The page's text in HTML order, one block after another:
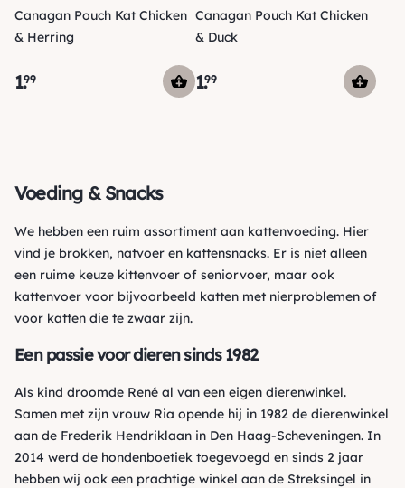
Canagan Pouch Kat Chicken
& Herring
1.99
Canagan Pouch Kat Chicken
& Duck
1.99
Voeding & Snacks
We hebben een ruim assortiment aan kattenvoeding. Hier
vind je brokken, natvoer en kattensnacks. Er is niet alleen
een ruime keuze kittenvoer of seniorvoer, maar ook
kattenvoer voor bijvoorbeeld katten met nierproblemen of
voor katten die te zwaar zijn.
Een passie voor dieren sinds 1982
Als kind droomde René al van een eigen dierenwinkel.
Samen met zijn vrouw Ria opende hij in 1982 de dierenwinkel
aan de Frederik Hendriklaan in Den Haag-Scheveningen. In
2014 werd de hondenboetiek toegevoegd en sinds 2 jaar
hebben wij ook een prachtige winkel aan de Streksingel in